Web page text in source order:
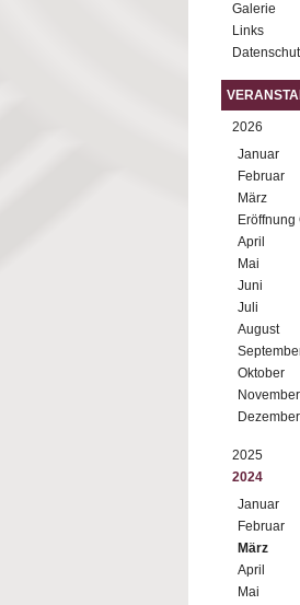
Galerie
Links
2026
Januar
Februar
März
Eröffnung
April
Mai
Juni
Juli
August
Oktober
November
Dezember
2025
2024
Januar
Februar
März
April
Mai